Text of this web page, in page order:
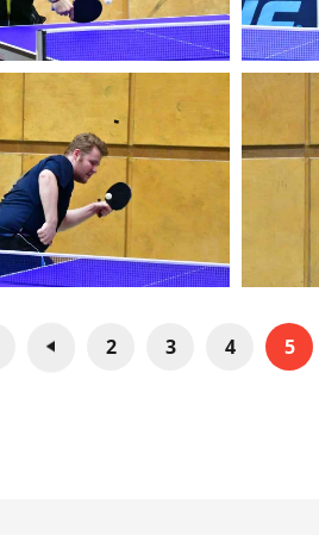
2 3 4 5